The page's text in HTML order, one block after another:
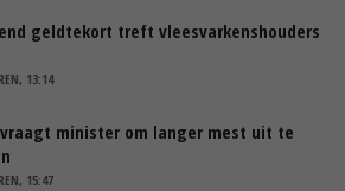
geldtekort treft vleesvarkenshouders
13:14
vraagt minister om langer mest uit te
15:47